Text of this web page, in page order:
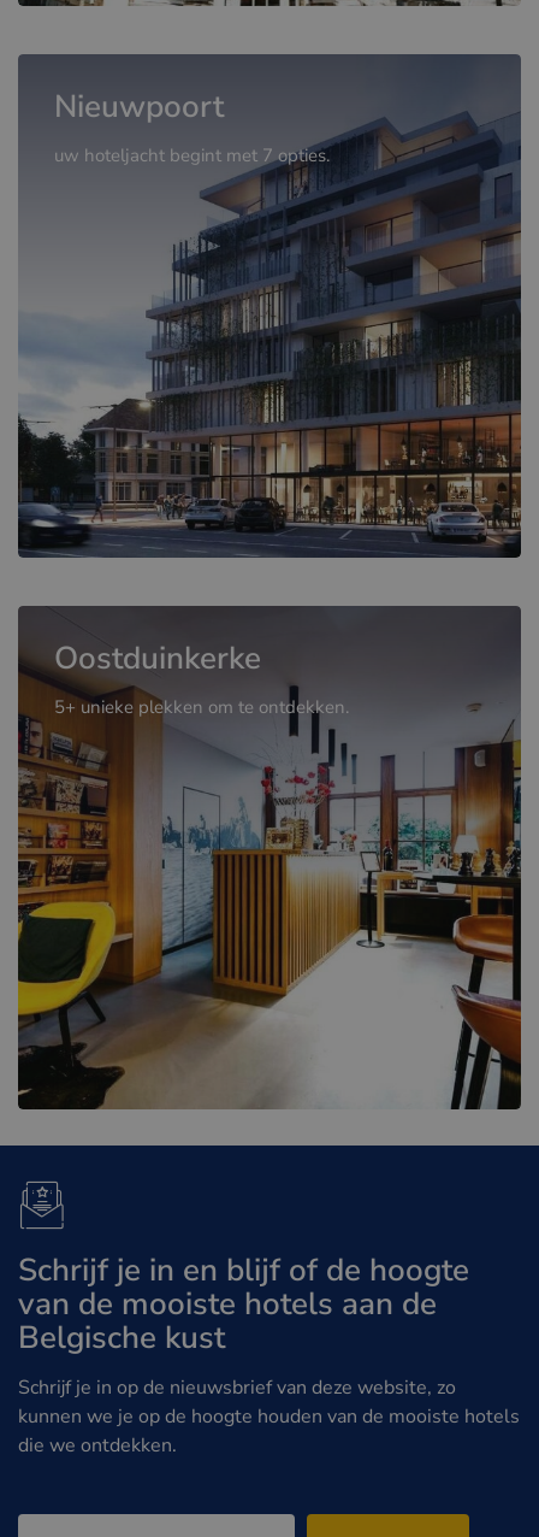
Nieuwpoort
uw hoteljacht begint met 7 opties.
Oostduinkerke
5+ unieke plekken om te ontdekken.
Schrijf je in en blijf of de hoogte
van de mooiste hotels aan de
Belgische kust
Schrijf je in op de nieuwsbrief van deze website, zo
kunnen we je op de hoogte houden van de mooiste hotels
die we ontdekken.